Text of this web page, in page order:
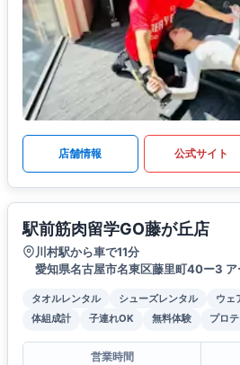
店舗情報 公式サイト
駅前筋肉留学GO藤が丘店
川村駅から車で11分
愛知県名古屋市名東区藤里町40ー3
タオルレンタル シューズレンタル ウェ
体組成計
子連れOK 無料体験 プロ
営業時間